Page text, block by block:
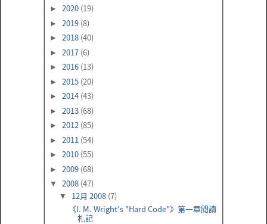
► 2020 (19)
► 2019 (8)
► 2018 (40)
► 2017 (6)
► 2016 (13)
► 2015 (20)
► 2014 (43)
► 2013 (68)
► 2012 (85)
► 2011 (54)
► 2010 (55)
► 2009 (68)
▼ 2008 (47)
▼ 12月 2008 (7)
《I. M. Wright's "Hard Code"》第一章閱讀
札記